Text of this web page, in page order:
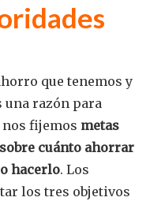
que tenemos y
una razón para
fijemos metas
cuánto ahorrar
hacerlo. Los
los tres objetivos